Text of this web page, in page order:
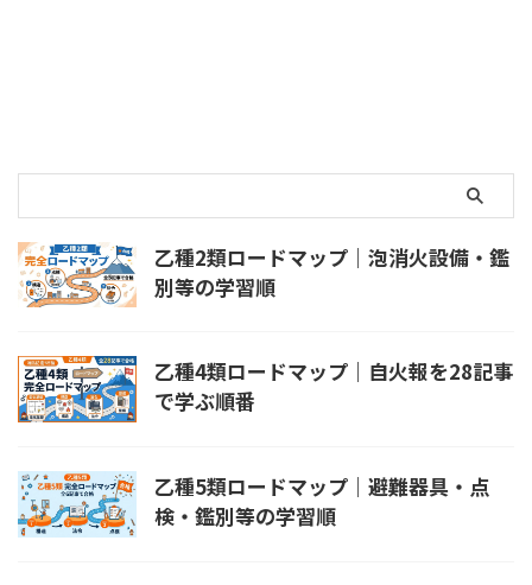
類を見る。 受験する支部の試験
案内と注意事項を読む。 甲種受
験 ...
を選び、必要な証明書類を提出す
の類で同じように使えるわけで ...
乙種2類ロードマップ｜泡消火設備・鑑
別等の学習順
乙種4類ロードマップ｜自火報を28記事
で学ぶ順番
乙種5類ロードマップ｜避難器具・点
検・鑑別等の学習順